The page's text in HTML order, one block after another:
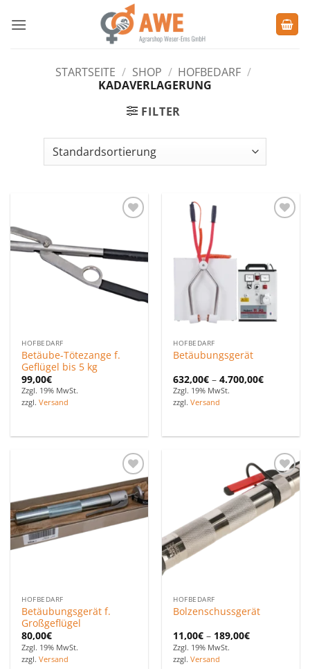
Inhalt
STARTSEITE / SHOP / HOFBEDARF /
KADAVERLAGERUNG
FILTER
hinzufügen
HOFBEDARF
Betäube-Tötezange f.
Geflügel bis 5 kg
99,00€
Zzgl. 19% MwSt.
zzgl.Versand
HOFBEDARF
Betäubungsgerät
632,00€ –4.700,00€
Zzgl. 19% MwSt.
zzgl.Versand
Zu den
Favoriten
hinzufügen
HOFBEDARF
Betäubungsgerät f.
Großgeflügel
80,00€
Zzgl. 19% MwSt.
zzgl.Versand
Zu den
Favoriten
hinzufügen
HOFBEDARF
Bolzenschussgerät
11,00€ – 189,00€
Zzgl. 19% MwSt.
zzgl.Versand